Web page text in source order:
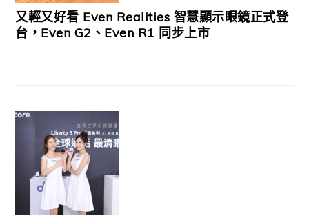
又輕又好看 Even Realities 智慧顯示眼鏡正式登
台，Even G2、Even R1 同步上市